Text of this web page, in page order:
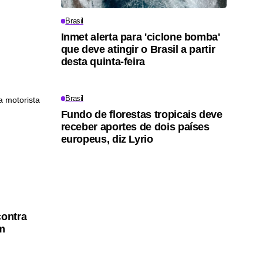
Brasil
Inmet alerta para 'ciclone bomba'
que deve atingir o Brasil a partir
desta quinta-feira
Brasil
Fundo de florestas tropicais deve
receber aportes de dois países
europeus, diz Lyrio